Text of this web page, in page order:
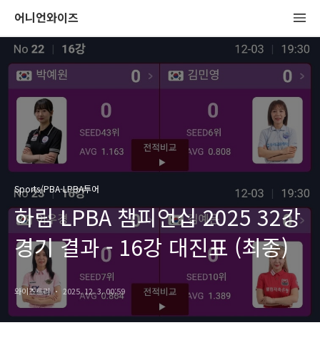
어니언와이즈
Sports/PBA-LPBA투어
하림 LPBA 챔피언십 2025 32강
경기 결과 - 16강 대진표 (최종)
와이즈트리 2025. 12. 3. 00:59